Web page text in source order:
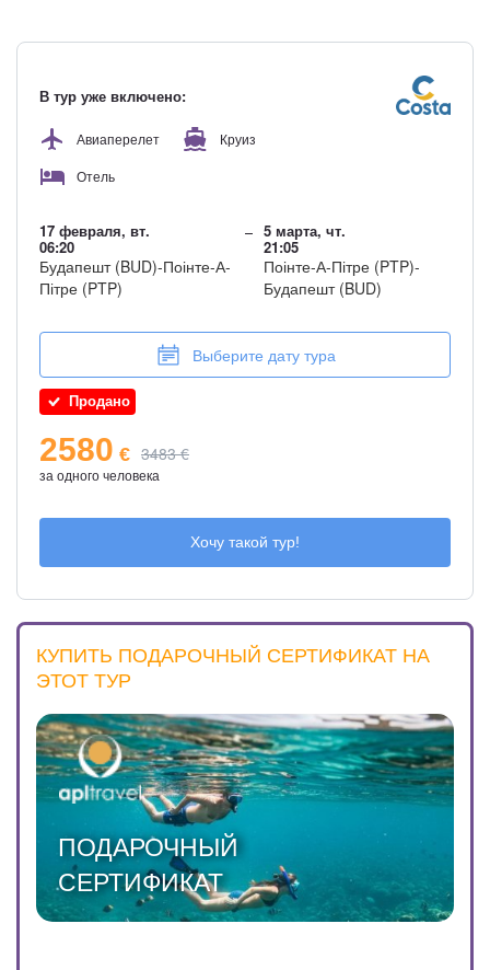
В тур уже включено:
Авиаперелет
Круиз
Отель
17 февраля, вт.
06:20
Будапешт (BUD)-Поінте-А-
Пітре (PTP)
5 марта, чт.
21:05
Поінте-А-Пітре (PTP)-
Будапешт (BUD)
Выберите дату тура
Продано
2580 € 3483 €
за одного человека
Хочу такой тур!
КУПИТЬ ПОДАРОЧНЫЙ СЕРТИФИКАТ НА
ЭТОТ ТУР
ПОДАРОЧНЫЙ
СЕРТИФИКАТ